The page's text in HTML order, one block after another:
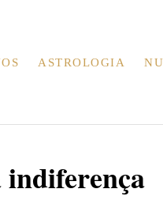
ASTROLOGIA